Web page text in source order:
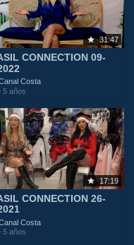
31:47
CONNECTION 09-
Costa
5 años
17:19
CONNECTION 26-
Costa
5 años